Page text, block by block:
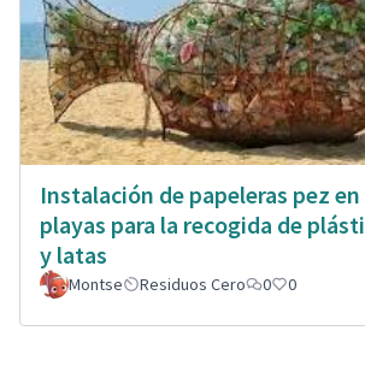
Instalación de papeleras pez en
playas para la recogida de
y latas
Montse Residuos Cero 0 0